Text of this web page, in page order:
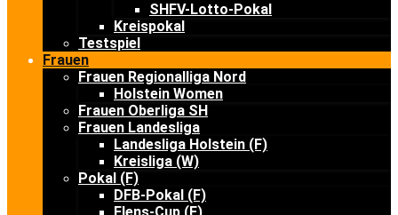
SHFV-Lotto-Pokal
Kreispokal
Testspiel
Frauen
Frauen Regionalliga Nord
Holstein Women
Frauen Oberliga SH
Frauen Landesliga
Landesliga Holstein (F)
Kreisliga (W)
Pokal (F)
DFB-Pokal (F)